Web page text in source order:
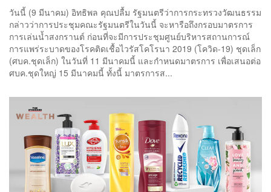
วันนี้ (9 มีนาคม) อิทธิพล คุณปลื้ม รัฐมนตรีว่าการกระทรวงวัฒนธรรม
กล่าวว่าการประชุมคณะรัฐมนตรีในวันนี้ จะหารือถึงกรอบมาตรการ
การเล่นน้ำสงกรานต์ ก่อนที่จะมีการประชุมศูนย์บริหารสถานการณ์
การแพร่ระบาดของโรคติดเชื้อไวรัสโคโรนา 2019 (โควิด-19) ชุดเล็ก
(ศบค.ชุดเล็ก) ในวันที่ 11 มีนาคมนี้ และกำหนดมาตรการ เพื่อเสนอต่อ
ศบค.ชุดใหญ่ 15 มีนาคมนี้ ทั้งนี้ มาตรการส...